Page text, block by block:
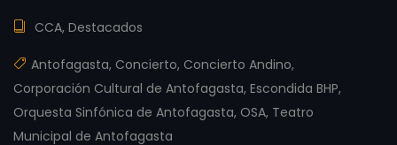
CCA, Destacados
Antofagasta, Concierto, Concierto Andino,
Corporación Cultural de Antofagasta, Escondida BHP,
Orquesta Sinfónica de Antofagasta, OSA, Teatro
Municipal de Antofagasta